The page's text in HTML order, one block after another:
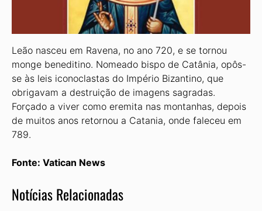
Leão nasceu em Ravena, no ano 720, e se tornou
monge beneditino. Nomeado bispo de Catânia, opôs-
se às leis iconoclastas do Império Bizantino, que
obrigavam a destruição de imagens sagradas.
Forçado a viver como eremita nas montanhas, depois
de muitos anos retornou a Catania, onde faleceu em
789.
Fonte: Vatican News
Notícias Relacionadas